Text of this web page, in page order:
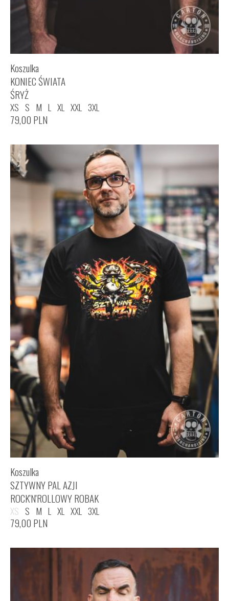
Koszulka
KONIEC ŚWIATA
ŚRYŻ
XS S M L XL XXL 3XL
79,00 PLN
Koszulka
SZTYWNY PAL AZJI
ROCK'N'ROLLOWY ROBAK
XS S M L XL XXL 3XL
79,00 PLN